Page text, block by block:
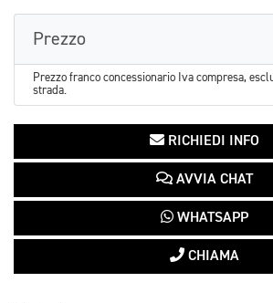
Prezzo
Prezzo franco concessionario Iva compresa,
strada.
RICHIEDI INFO
AVVIA CHAT
WHATSAPP
CHIAMA